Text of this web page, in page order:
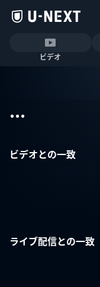
ビデオ
...
ビデオとの一致
ライブ配信との一致